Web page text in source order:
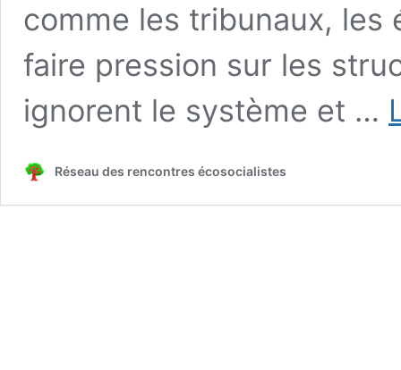
comme les tribunaux, les
faire pression sur les
ignorent le système et …
Réseau des rencontres écosocialistes